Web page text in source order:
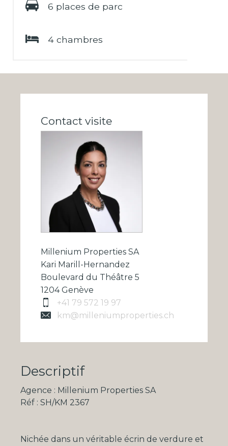
6 places de parc
4 chambres
Contact visite
Millenium Properties SA
Kari Marill-Hernandez
Boulevard du Théâtre 5
1204 Genève
+41 79 572 19 97
km@milleniumproperties.ch
Descriptif
Agence : Millenium Properties SA
Réf : SH/KM 2367
Nichée dans un véritable écrin de verdure et